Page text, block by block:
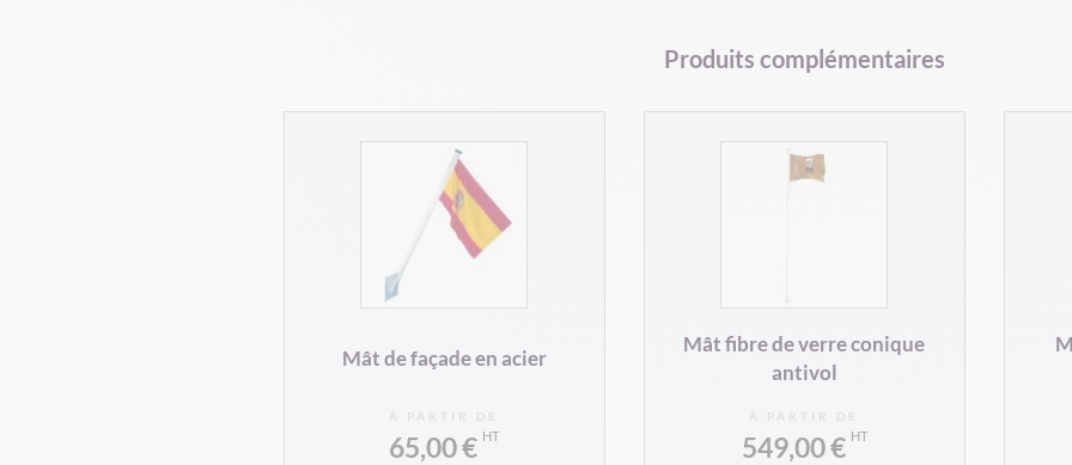
Produits complémentaires
Mât de façade en acier
À PARTIR DE
65,00 €
Mât fibre de verre conique
antivol
À PARTIR DE
549,00 €